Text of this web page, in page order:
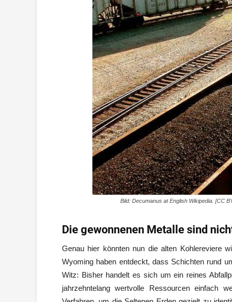
Bild: Decumanus at English Wikipedia. [CC
Die gewonnenen Metalle sind
Genau hier könnten nun die alten Kohlereviere
Wyoming haben entdeckt, dass Schichten rund
Witz: Bisher handelt es sich um ein reines
jahrzehntelang wertvolle Ressourcen einfach